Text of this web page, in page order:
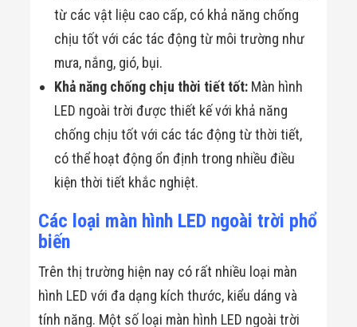
từ các vật liệu cao cấp, có khả năng chống
chịu tốt với các tác động từ môi trường như
mưa, nắng, gió, bụi.
Khả năng chống chịu thời tiết tốt: Màn hình
LED ngoài trời được thiết kế với khả năng
chống chịu tốt với các tác động từ thời tiết,
có thể hoạt động ổn định trong nhiều điều
kiện thời tiết khắc nghiệt.
Các loại màn hình LED ngoài trời phổ
biến
Trên thị trường hiện nay có rất nhiều loại màn
hình LED với đa dạng kích thước, kiểu dáng và
tính năng. Một số loại màn hình LED ngoài trời